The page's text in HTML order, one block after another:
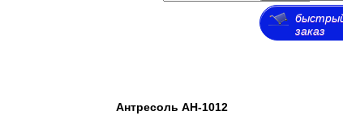
заказ
Антресоль АН-1012